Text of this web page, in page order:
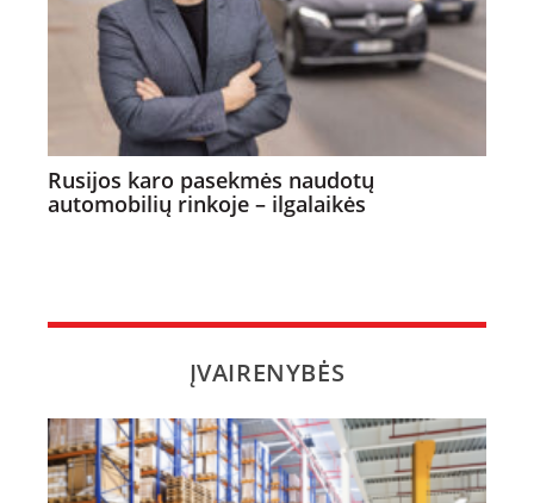
Rusijos karo pasekmės naudotų
automobilių rinkoje – ilgalaikės
ĮVAIRENYBĖS